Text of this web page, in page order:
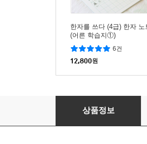
한자를 쓰다 (4급) 한자 노
(어른 학습지①)
6건
12,800원
세계 고전 철학 필사 〈
상품정보